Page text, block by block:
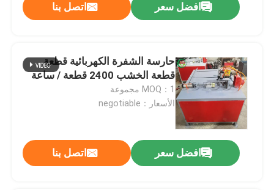
المنزل
افضل سعر اتصل بنا
حارسة الشفرة الكهربائية قطعة
قطعة الخشب 2400 قطعة / ساعة
MOQ：1 مجموعة
الأسعار：negotiable
افضل سعر اتصل بنا